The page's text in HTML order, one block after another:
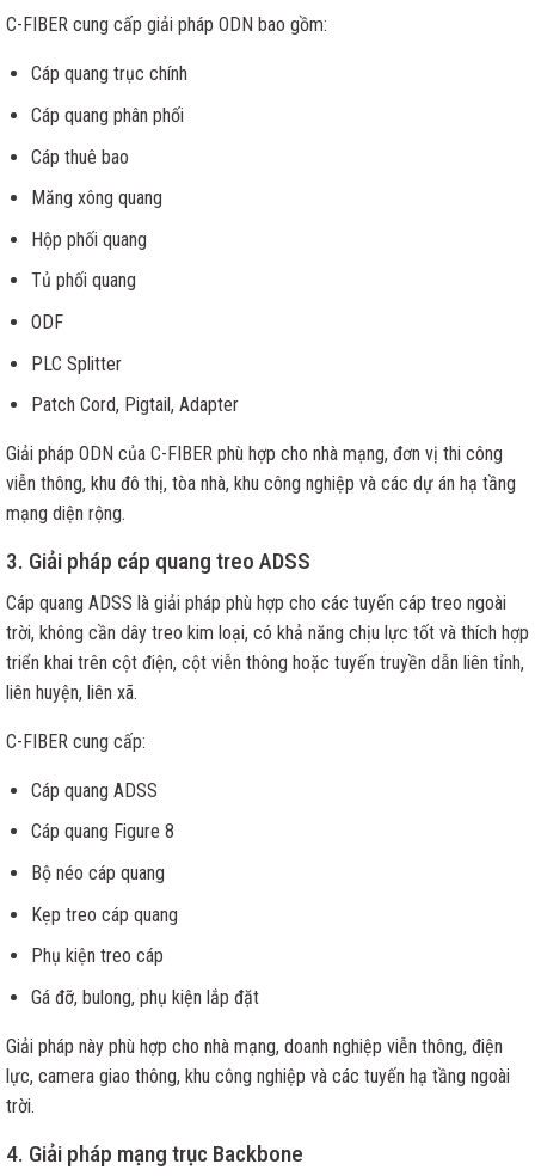
C-FIBER cung cấp giải pháp ODN bao gồm:
Cáp quang trục chính
Cáp quang phân phối
Cáp thuê bao
Măng xông quang
Hộp phối quang
Tủ phối quang
ODF
PLC Splitter
Patch Cord, Pigtail, Adapter
Giải pháp ODN của C-FIBER phù hợp cho nhà mạng, đơn vị thi công
viễn thông, khu đô thị, tòa nhà, khu công nghiệp và các dự án hạ tầng
mạng diện rộng.
3. Giải pháp cáp quang treo ADSS
Cáp quang ADSS là giải pháp phù hợp cho các tuyến cáp treo ngoài
trời, không cần dây treo kim loại, có khả năng chịu lực tốt và thích hợp
triển khai trên cột điện, cột viễn thông hoặc tuyến truyền dẫn liên tỉnh,
liên huyện, liên xã.
C-FIBER cung cấp:
Cáp quang ADSS
Cáp quang Figure 8
Bộ néo cáp quang
Kẹp treo cáp quang
Phụ kiện treo cáp
Gá đỡ, bulong, phụ kiện lắp đặt
Giải pháp này phù hợp cho nhà mạng, doanh nghiệp viễn thông, điện
lực, camera giao thông, khu công nghiệp và các tuyến hạ tầng ngoài
trời.
4. Giải pháp mạng trục Backbone